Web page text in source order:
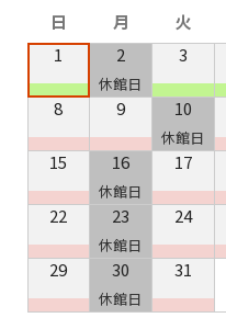
日 月 火
1
2
休館日
3
8 9 10
休館日
15 16
休館日
17
22 23
休館日
24
29 30
休館日
31